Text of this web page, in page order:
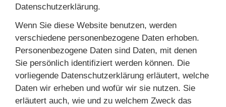
Datenschutzerklärung.
Wenn Sie diese Website benutzen, werden
verschiedene personenbezogene Daten erhoben.
Personenbezogene Daten sind Daten, mit denen
Sie persönlich identifiziert werden können. Die
vorliegende Datenschutzerklärung erläutert, welche
Daten wir erheben und wofür wir sie nutzen. Sie
erläutert auch, wie und zu welchem Zweck das